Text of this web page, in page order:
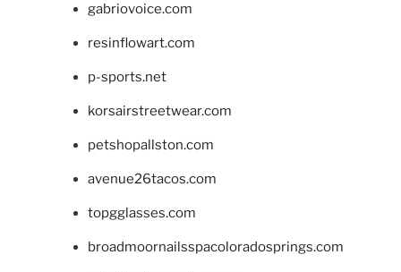
gabriovoice.com
resinflowart.com
p-sports.net
korsairstreetwear.com
petshopallston.com
avenue26tacos.com
topgglasses.com
broadmoornailsspacoloradosprings.com